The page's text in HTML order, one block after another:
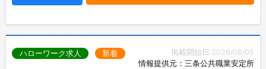
掲載開始日:2026/08/05
情報提供元：三条公共職業安定所
ハローワーク求人 新着